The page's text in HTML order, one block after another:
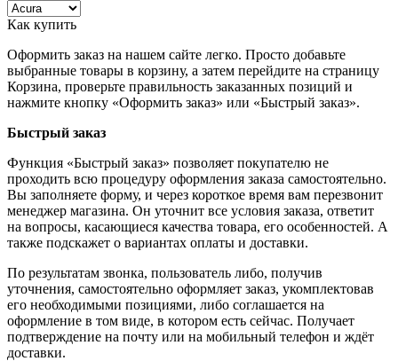
Как купить
Оформить заказ на нашем сайте легко. Просто добавьте
выбранные товары в корзину, а затем перейдите на страницу
Корзина, проверьте правильность заказанных позиций и
нажмите кнопку «Оформить заказ» или «Быстрый заказ».
Быстрый заказ
Функция «Быстрый заказ» позволяет покупателю не
проходить всю процедуру оформления заказа самостоятельно.
Вы заполняете форму, и через короткое время вам перезвонит
менеджер магазина. Он уточнит все условия заказа, ответит
на вопросы, касающиеся качества товара, его особенностей. А
также подскажет о вариантах оплаты и доставки.
По результатам звонка, пользователь либо, получив
уточнения, самостоятельно оформляет заказ, укомплектовав
его необходимыми позициями, либо соглашается на
оформление в том виде, в котором есть сейчас. Получает
подтверждение на почту или на мобильный телефон и ждёт
доставки.